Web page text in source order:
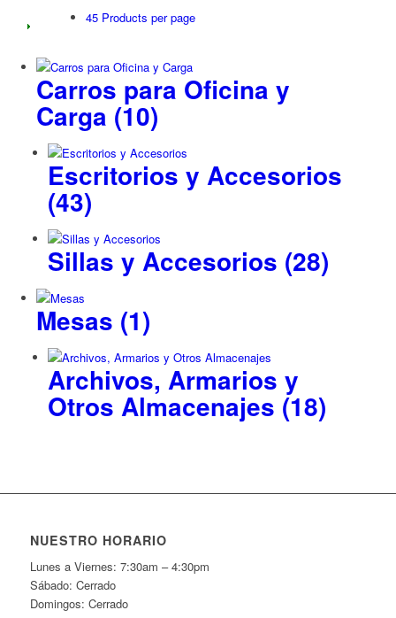
45 Products per page
Carros para Oficina y
Carga (10)
Escritorios y Accesorios
(43)
Sillas y Accesorios (28)
Mesas (1)
Archivos, Armarios y
Otros Almacenajes (18)
NUESTRO HORARIO
Lunes a Viernes: 7:30am – 4:30pm
Sábado: Cerrado
Domingos: Cerrado